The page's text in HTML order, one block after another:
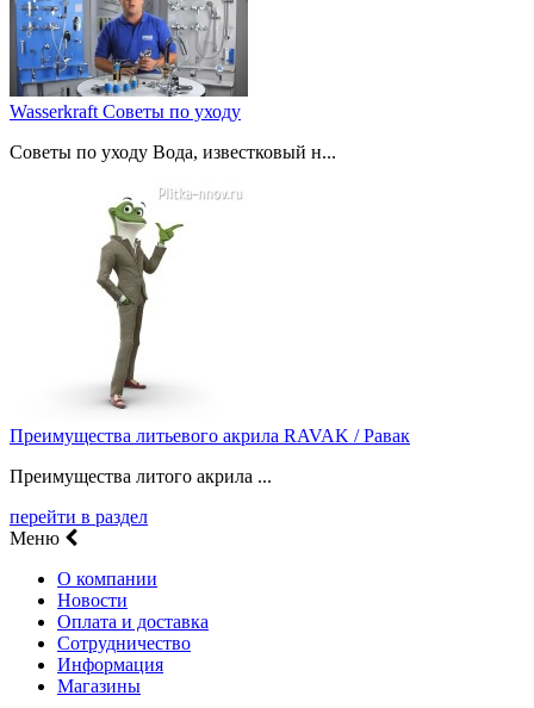
Wasserkraft Советы по уходу
Советы по уходу Вода, известковый н...
Преимущества литьевого акрила RAVAK / Равак
Преимущества литого акрила ...
перейти в раздел
Меню
О компании
Новости
Оплата и доставка
Сотрудничество
Информация
Магазины